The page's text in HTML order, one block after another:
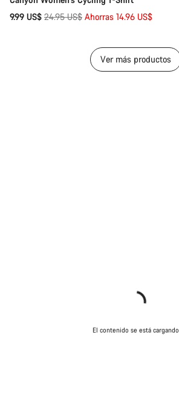
9.99 US$ Precio
24.95 US$ Ahorras 14.96 US$
Ver más productos
El contenido se está cargando